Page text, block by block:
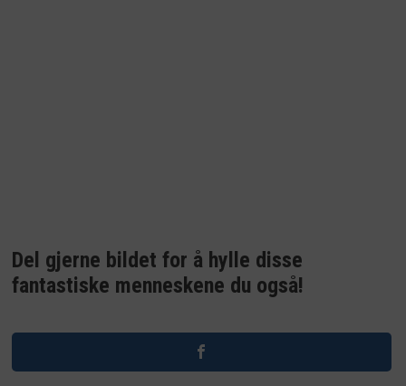
Del gjerne bildet for å hylle disse
fantastiske menneskene du også!